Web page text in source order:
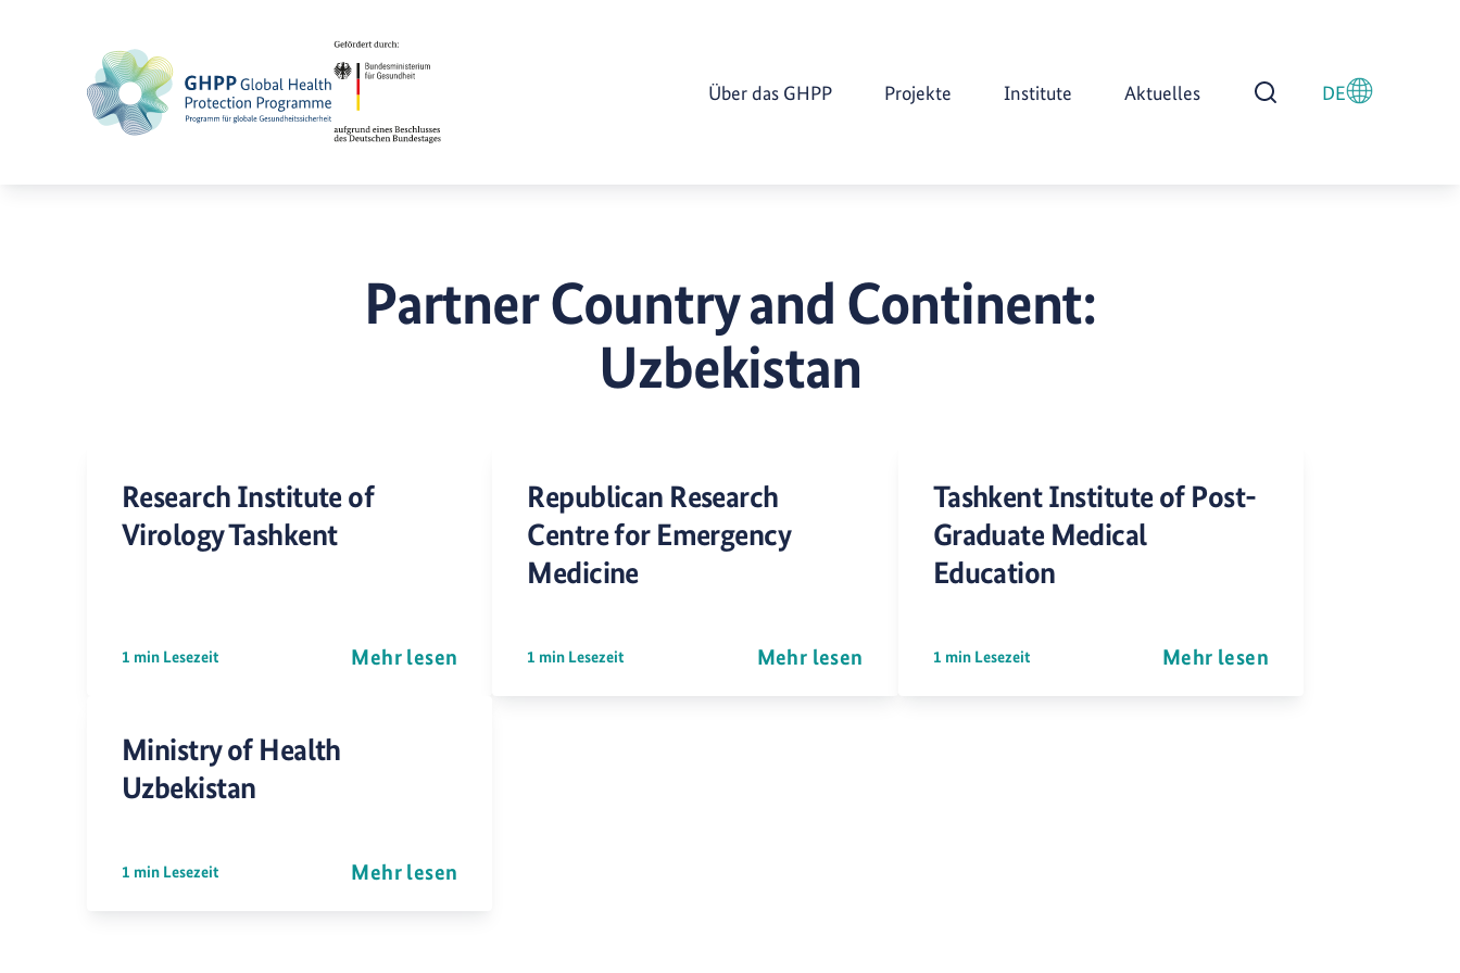
Über das GHPP Projekte Institute Aktuelles
Suche öffnen
DE
Partner Country and Continent:
Uzbekistan
Research Institute of
Virology Tashkent
1 min Lesezeit Mehr lesen
Republican Research
Centre for Emergency
Medicine
1 min Lesezeit Mehr lesen
Tashkent Institute of Post-
Graduate Medical
Education
1 min Lesezeit Mehr lesen
Ministry of Health
Uzbekistan
1 min Lesezeit Mehr lesen